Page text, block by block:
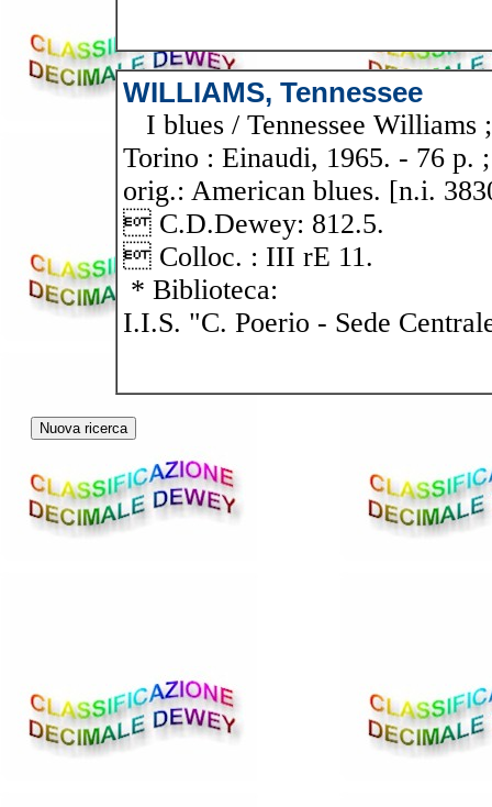
WILLIAMS, Tennessee
I blues / Tennessee
Torino : Einaudi, 1965. - 76 p.
orig.: American blues. [n.i.
 C.D.Dewey: 812.5.
 Colloc. : III rE 11.
* Biblioteca:
I.I.S. "C. Poerio - Sede